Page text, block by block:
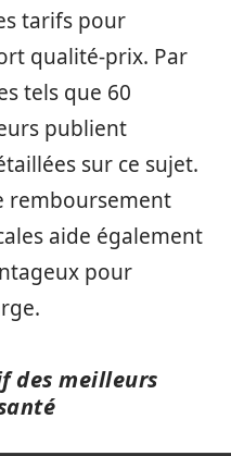
tarifs pour
qualité-prix. Par
tels que 60
publient
sur ce sujet.
remboursement
aide également
pour
des meilleurs